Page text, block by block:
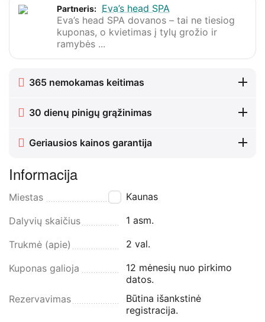
Partneris: Eva’s head SPA
Eva’s head SPA dovanos – tai ne tiesiog
kuponas, o kvietimas į tylų grožio ir
ramybės ...
365 nemokamas keitimas
30 dienų pinigų grąžinimas
Geriausios kainos garantija
Informacija
Miestas Kaunas
Dalyvių skaičius 1 asm.
Trukmė (apie) 2 val.
Kuponas galioja
12 mėnesių nuo pirkimo
datos.
Rezervavimas
Būtina išankstinė
registracija.